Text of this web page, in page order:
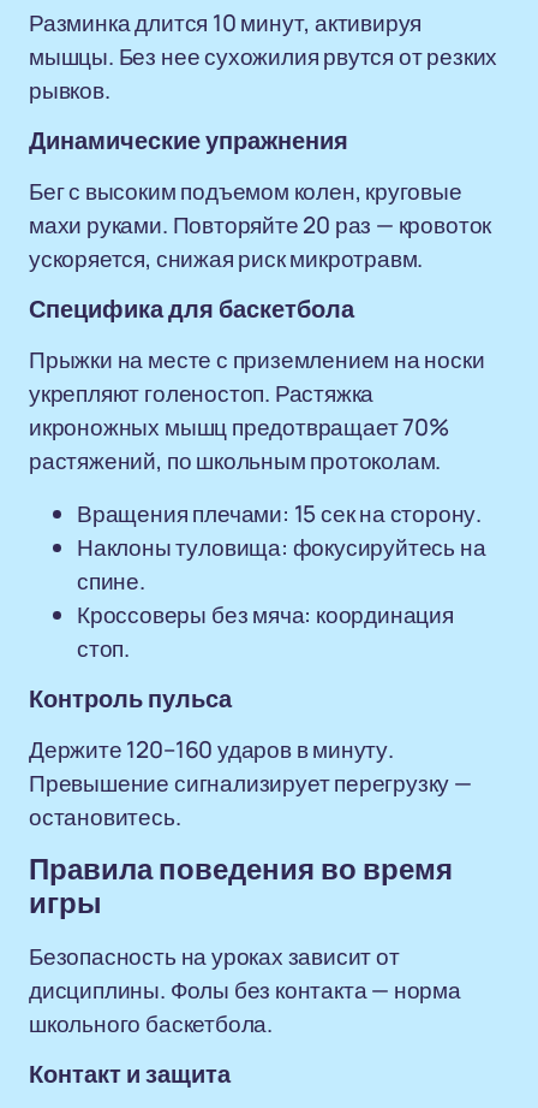
Разминка длится 10 минут, активируя
мышцы. Без нее сухожилия рвутся от резких
рывков.
Динамические упражнения
Бег с высоким подъемом колен, круговые
махи руками. Повторяйте 20 раз — кровоток
ускоряется, снижая риск микротравм.
Специфика для баскетбола
Прыжки на месте с приземлением на носки
укрепляют голеностоп. Растяжка
икроножных мышц предотвращает 70%
растяжений, по школьным протоколам.
Вращения плечами: 15 сек на сторону.
Наклоны туловища: фокусируйтесь на
спине.
Кроссоверы без мяча: координация
стоп.
Контроль пульса
Держите 120–160 ударов в минуту.
Превышение сигнализирует перегрузку —
остановитесь.
Правила поведения во время
игры
Безопасность на уроках зависит от
дисциплины. Фолы без контакта — норма
школьного баскетбола.
Контакт и защита